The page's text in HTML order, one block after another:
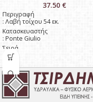
37.50 €
Περιγραφή
: Λαβή τοίχου 54 εκ.
Κατασκευαστής
: Ponte Giulio
Σειρά
: Satin steel
: Ανοξείδωτος χάλυβας Aisi 304
Φινίρισμα
: Χρώμιο σατινέ